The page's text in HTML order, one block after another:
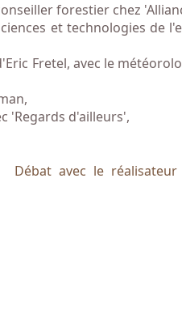
forestier chez
et technologies de
Fretel, avec le
'Regards d'ailleurs',
Débat avec le réalisateur